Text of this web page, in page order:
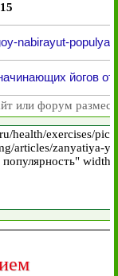
nabirayut-
йогов от
или форум